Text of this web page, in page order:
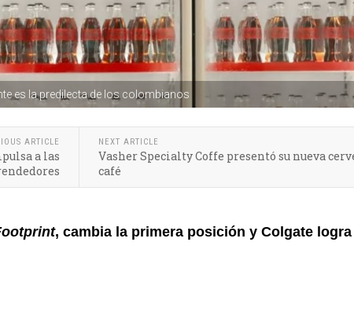
es la predilecta de los colombianos
ARTICLE
a las
NEXT ARTICLE
Vasher Specialty Coffe presentó su nueva
café
, cambia la primera posición y Colgate logra